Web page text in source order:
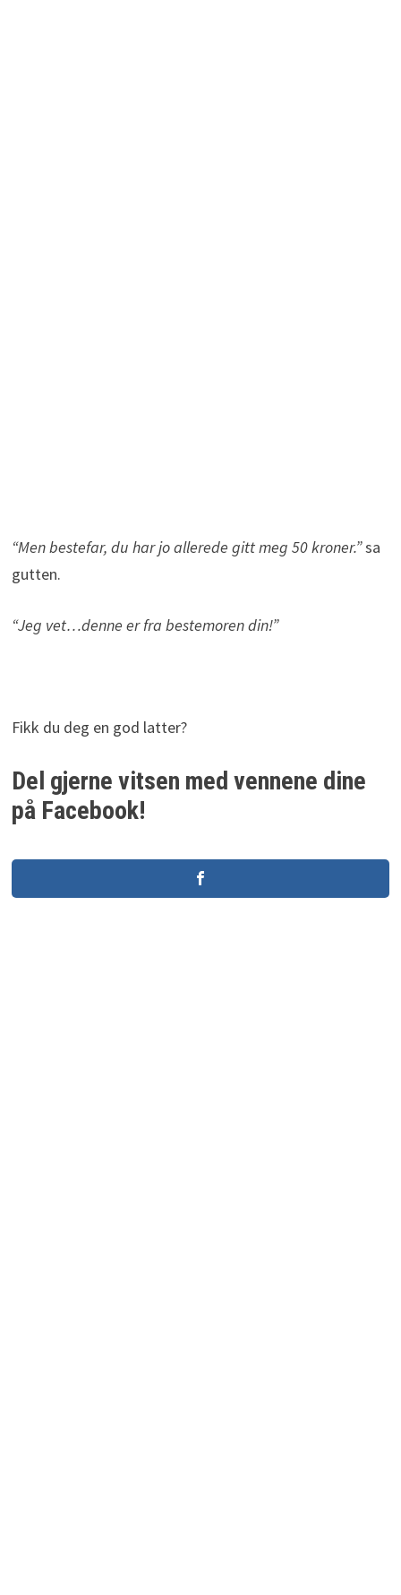
“Men bestefar, du har jo allerede gitt meg 50 kroner.”sa
gutten.
“Jeg vet…denne er fra bestemoren din!”
Fikk du deg en god latter?
Del gjerne vitsen med vennene dine
på Facebook!